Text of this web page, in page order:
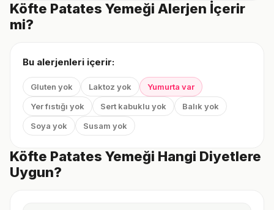
Köfte Patates Yemeği Alerjen İçerir
mi?
Bu alerjenleri içerir:
Gluten yok Laktoz yok
Yumurta var
Yer fıstığı yok
Sert kabuklu yok
Balık yok
Soya yok
Susam yok
Köfte Patates Yemeği Hangi Diyetlere
Uygun?